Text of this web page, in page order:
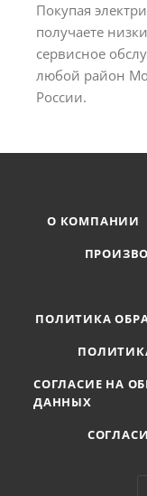
Покупая
получаете
сервисное
любой район
России.
О КОМПАНИИ
ПОЛИТИКА
СОГЛАСИЕ НА
ДАННЫХ